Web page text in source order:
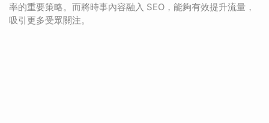
率的重要策略。而將時事內容融入 SEO，能夠有效提升流量，
吸引更多受眾關注。